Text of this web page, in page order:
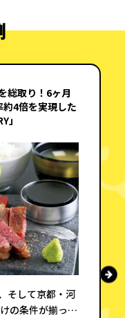
総取り！6ヶ月
4倍を実現した
」
そして京都・河
の条件が揃って